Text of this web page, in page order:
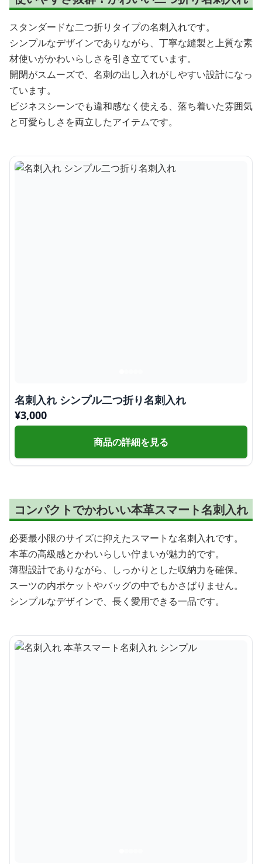
スタンダードな二つ折りタイプの名刺入れです。
シンプルなデザインでありながら、丁寧な縫製と上質な素
材使いがかわいらしさを引き立てています。
開閉がスムーズで、名刺の出し入れがしやすい設計になっ
ています。
ビジネスシーンでも違和感なく使える、落ち着いた雰囲気
と可愛らしさを両立したアイテムです。
名刺入れ シンプル二つ折り名刺入れ
¥3,000
商品の詳細を見る
コンパクトでかわいい本革スマート名刺入れ
必要最小限のサイズに抑えたスマートな名刺入れです。
本革の高級感とかわいらしい佇まいが魅力的です。
薄型設計でありながら、しっかりとした収納力を確保。
スーツの内ポケットやバッグの中でもかさばりません。
シンプルなデザインで、長く愛用できる一品です。